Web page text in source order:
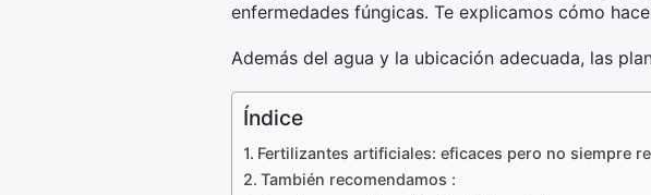
enfermedades fúngicas. Te explicamos cómo
Además del agua y la ubicación adecuada, las
Índice
Fertilizantes artificiales: eficaces pero no siempre
También recomendamos :